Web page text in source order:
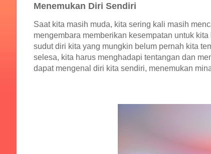
Menemukan Diri Sendiri
Saat kita masih muda, kita sering kali masih
mengembara memberikan kesempatan untuk
sudut diri kita yang mungkin belum pernah kita
selesa, kita harus menghadapi tentangan dan
dapat mengenal diri kita sendiri, menemukan